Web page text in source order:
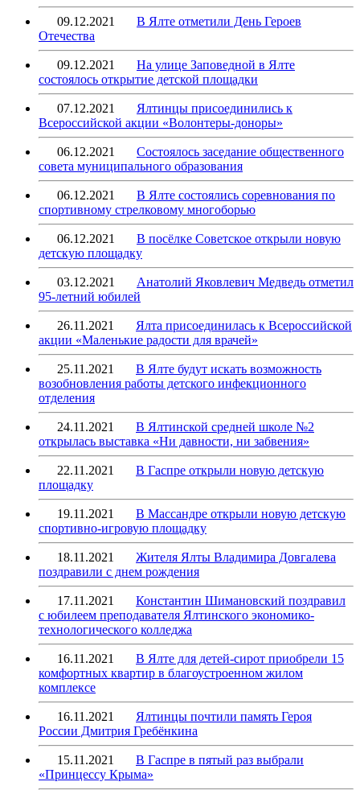
09.12.2021
В Ялте отметили День Героев
Отечества
09.12.2021
На улице Заповедной в Ялте
состоялось открытие детской площадки
07.12.2021
Ялтинцы присоединились к
Всероссийской акции «Волонтеры-доноры»
06.12.2021
Состоялось заседание общественного
совета муниципального образования
06.12.2021
В Ялте состоялись соревнования по
спортивному стрелковому многоборью
06.12.2021
В посёлке Советское открыли новую
детскую площадку
03.12.2021
Анатолий Яковлевич Медведь отметил
95-летний юбилей
26.11.2021
Ялта присоединилась к Всероссийской
акции «Маленькие радости для врачей»
25.11.2021
В Ялте будут искать возможность
возобновления работы детского инфекционного
отделения
24.11.2021
В Ялтинской средней школе №2
открылась выставка «Ни давности, ни забвения»
22.11.2021
В Гаспре открыли новую детскую
площадку
19.11.2021
В Массандре открыли новую детскую
спортивно-игровую площадку
18.11.2021
Жителя Ялты Владимира Довгалева
поздравили с днем рождения
17.11.2021
Константин Шимановский поздравил
с юбилеем преподавателя Ялтинского экономико-
технологического колледжа
16.11.2021
В Ялте для детей-сирот приобрели 15
комфортных квартир в благоустроенном жилом
комплексе
16.11.2021
Ялтинцы почтили память Героя
России Дмитрия Гребёнкина
15.11.2021
В Гаспре в пятый раз выбрали
«Принцессу Крыма»